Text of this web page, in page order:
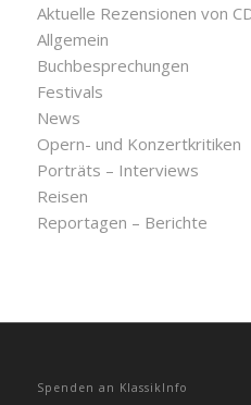
Aktuelle Rezensionen von
Allgemein
Buchbesprechungen
Festivals
News
Opern- und Konzertkritiken
Porträts – Interviews
Reisen
Reportagen – Berichte
Spenden an KlassikInfo